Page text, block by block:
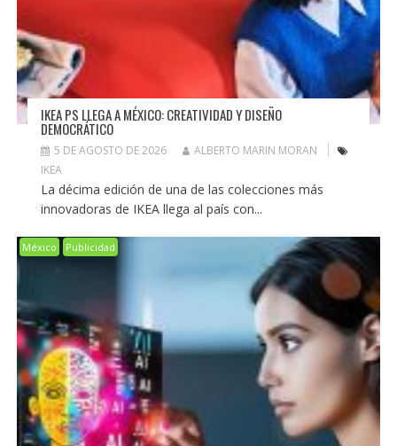
IKEA PS LLEGA A MÉXICO: CREATIVIDAD Y DISEÑO
DEMOCRÁTICO
5 DE AGOSTO DE 2026
ALBERTO MARIN MORAN
IKEA
La décima edición de una de las colecciones más
innovadoras de IKEA llega al país con...
México Publicidad